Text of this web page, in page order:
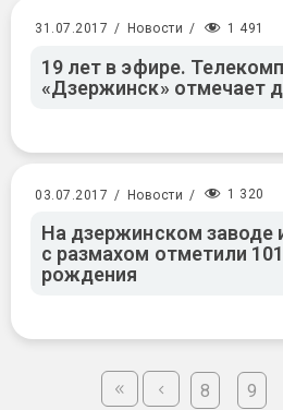
31.07.2017 / Новости / 1 491
19 лет в эфире.
«Дзержинск» отмечает
03.07.2017 / Новости / 1 320
На дзержинском заводе
с размахом отметили
рождения
8 9